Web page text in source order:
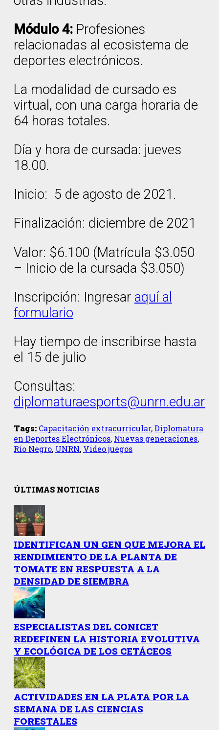
Módulo 4: Profesiones
relacionadas al ecosistema de
deportes electrónicos.
La modalidad de cursado es
virtual, con una carga horaria de
64 horas totales.
Día y hora de cursada: jueves
18.00.
Inicio: 5 de agosto de 2021.
Finalización: diciembre de 2021
Valor: $6.100 (Matrícula $3.050
– Inicio de la cursada $3.050)
Inscripción: Ingresar aquí al
formulario
Hay tiempo de inscribirse hasta
el 15 de julio
Consultas:
diplomaturaesports@unrn.edu.ar
Tags: Capacitación extracurricular,Diplomatura
en Deportes Electrónicos, Nuevas generaciones,
Río Negro, UNRN, Video juegos
ÚLTIMAS NOTICIAS
IDENTIFICAN UN GEN QUE MEJORA EL
RENDIMIENTO DE LA PLANTA DE
TOMATE EN RESPUESTA A LA
DENSIDAD DE SIEMBRA
ESPECIALISTAS DEL CONICET
REDEFINEN LA HISTORIA EVOLUTIVA
Y ECOLÓGICA DE LOS CETÁCEOS
ACTIVIDADES EN LA PLATA POR LA
SEMANA DE LAS CIENCIAS
FORESTALES